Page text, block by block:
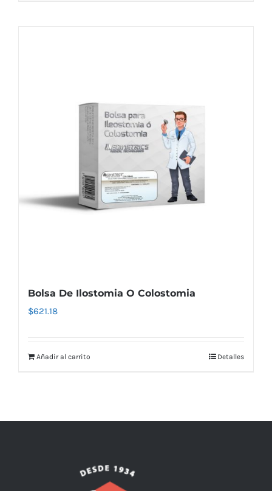
Bolsa De Ilostomia O Colostomia
$621.18
Añadir al carrito Detalles